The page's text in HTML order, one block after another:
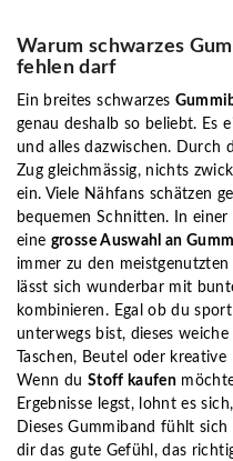
Warum schwarzes
fehlen darf
Ein breites schwarzes
genau deshalb so beliebt. Es
und alles dazwischen. Durch
Zug gleichmässig, nichts
ein. Viele Nähfans schätzen
bequemen Schnitten. In einer
eine grosse Auswahl an
immer zu den
lässt sich wunderbar mit
kombinieren. Egal ob du
unterwegs bist, dieses
Taschen, Beutel oder
Wenn du Stoff kaufen
Ergebnisse legst, lohnt es
Dieses Gummiband fühlt
dir das gute Gefühl, das